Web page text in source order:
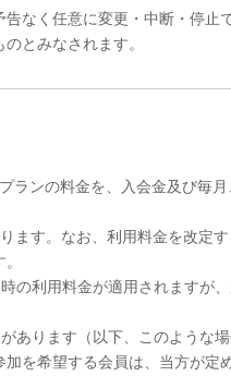
なく任意に変更・中断・停止
とみなされます。
ランの料金を、入会金及び毎月
ます。なお、利用料金を改定
の利用料金が適用されますが
あります（以下、このような
を希望する会員は、当方が定